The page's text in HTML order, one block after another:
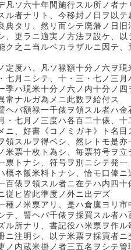
凡ソ六十年間施行スル所ノ者
ル者ナリト、今移封ノ日ヲ以
典タリ、然リ而シテ廃藩ノ日
、更ラニ適実ノ方法ヲ設ケ、
ク之ニ当ルベカラザルニ因テ
度ハ、凡ソ禄額十分ノ六ヲ現
七月ニシテ、十・三・七ノ三
季ハ現米十分ノ六ノ内十分ノ
常ナルガ為メニ此数ヲ給付ス
バ額禄一千俵ヲ領スル者ハ金
・七月ノ三度ハ各百二十俵、
ニ、好書《コノミガキ》ト名
領スルヲ得ベシ、然レトモ是
米票十枚ト為シ、毎票符号ヲ
票トナシ、符号ヲ別ニシテ発
概ネ飯米料トナシ、恰モ口俸
百俵ヲ領スル者ニ在テハ内四
従ヒ皆此準度ノ外ニ出デズ
ノ米票アリ、是ハ倉廩ヨリ市
テ、譬ヘバ千俵ヲ採買スル者
ル所ナリ、書記役ハ米票ヲ作
ニ注明シ、以テ米票ヲ採買者ニ
内蔵米掛ノ者三五名ヲシテ管